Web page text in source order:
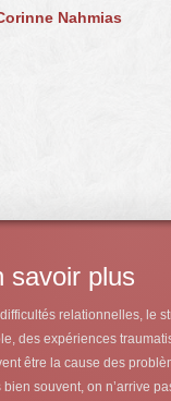
Nahmias
savoir plus
relationnelles, le
des expériences
être la cause des
bien souvent, on n’arrive